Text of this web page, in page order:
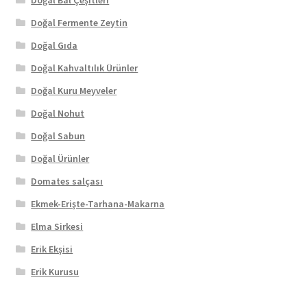
Doğal Fermente Zeytin
Doğal Gıda
Doğal Kahvaltılık Ürünler
Doğal Kuru Meyveler
Doğal Nohut
Doğal Sabun
Doğal Ürünler
Domates salçası
Ekmek-Erişte-Tarhana-Makarna
Elma Sirkesi
Erik Ekşisi
Erik Kurusu